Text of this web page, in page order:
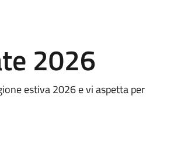
2026
estiva 2026 e vi aspetta per